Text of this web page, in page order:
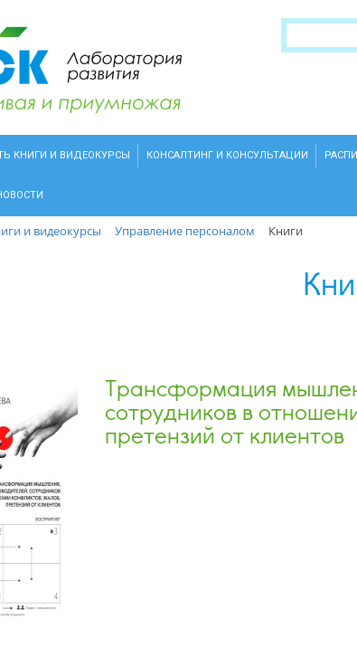
КНИГИ И ВИДЕОКУРСЫ КОНСАЛТИНГ И КОНСУЛЬТАЦИИ
и видеокурсы Управление персоналом Книги
Трансформация
сотрудников в
претензий от клиентов